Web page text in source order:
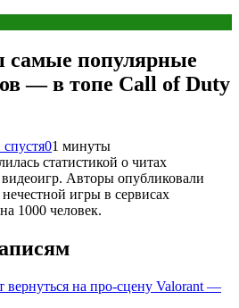
самые популярные
— в топе Call of Duty
спустя01 минуты
статистикой о читах
Авторы опубликовали
игры в сервисах
1000 человек.
вернуться на про-сцену Valorant —